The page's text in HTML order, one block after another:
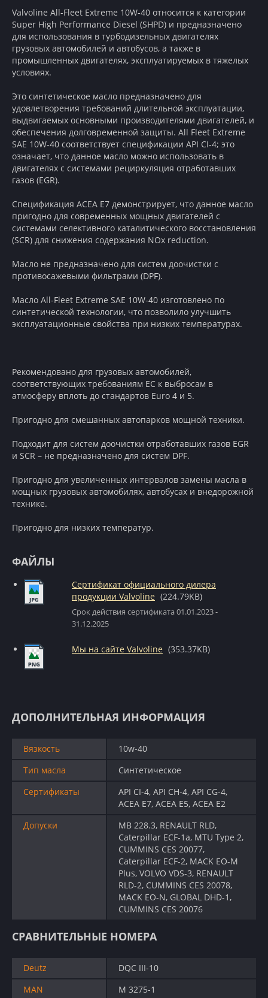
Valvoline All-Fleet Extreme 10W-40 относится к категории
Super High Performance Diesel (SHPD) и предназначено
для использования в турбодизельных двигателях
грузовых автомобилей и автобусов, а также в
промышленных двигателях, эксплуатируемых в тяжелых
условиях.
Это синтетическое масло предназначено для
удовлетворения требований длительной эксплуатации,
выдвигаемых основными производителями двигателей, и
обеспечения долговременной защиты. All Fleet Extreme
SAE 10W-40 соответствует спецификации API CI-4; это
означает, что данное масло можно использовать в
двигателях с системами рециркуляция отработавших
газов (EGR).
Спецификация ACEA E7 демонстрирует, что данное масло
пригодно для современных мощных двигателей с
системами селективного каталитического восстановления
(SCR) для снижения содержания NOx reduction.
Масло не предназначено для систем доочистки с
противосажевыми фильтрами (DPF).
Масло All-Fleet Extreme SAE 10W-40 изготовлено по
синтетической технологии, что позволило улучшить
эксплуатационные свойства при низких температурах.
Рекомендовано для грузовых автомобилей,
соответствующих требованиям ЕС к выбросам в
атмосферу вплоть до стандартов Euro 4 и 5.
Пригодно для смешанных автопарков мощной техники.
Подходит для систем доочистки отработавших газов EGR
и SCR – не предназначено для систем DPF.
Пригодно для увеличенных интервалов замены масла в
мощных грузовых автомобилях, автобусах и внедорожной
технике.
Пригодно для низких температур.
ФАЙЛЫ
Сертификат официального дилера
продукции Valvoline (224.79KB)
Срок действия сертификата 01.01.2023 -
31.12.2025
Мы на сайте Valvoline (353.37KB)
ДОПОЛНИТЕЛЬНАЯ ИНФОРМАЦИЯ
Вязкость
10w-40
Тип масла
Синтетическое
Сертификаты
API CI-4, API CH-4, API CG-4,
ACEA E7, ACEA E5, ACEA E2
Допуски
MB 228.3, RENAULT RLD,
Caterpillar ECF-1a, MTU Type 2,
CUMMINS CES 20077,
Caterpillar ECF-2, MACK EO-M
Plus, VOLVO VDS-3, RENAULT
RLD-2, CUMMINS CES 20078,
MACK EO-N, GLOBAL DHD-1,
CUMMINS CES 20076
СРАВНИТЕЛЬНЫЕ НОМЕРА
Deutz
DQC III-10
MAN
M 3275-1